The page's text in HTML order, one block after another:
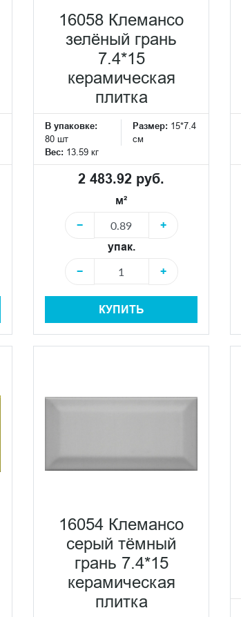
16058 Клемансо
зелёный грань
7.4*15
керамическая
плитка
В упаковке:
80 шт
Размер: 15*7.4
см
Вес: 13.59 кг
2 483.92 руб.
м²
−
+
упак.
−
+
КУПИТЬ
16054 Клемансо
серый тёмный
грань 7.4*15
керамическая
плитка